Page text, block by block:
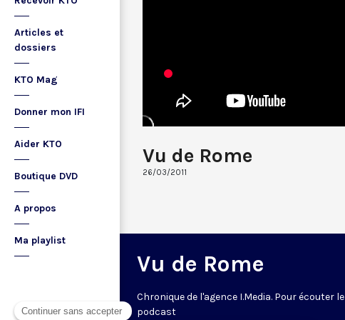
Articles et
dossiers
KTO Mag
Donner mon IFI
Aider KTO
Boutique DVD
A propos
Ma playlist
Vu de Rome
26/03/2011
Vu de Rome
Chronique de l'agence I.Media. Pour écouter le
podcast